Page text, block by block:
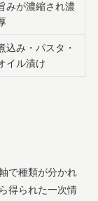
みが濃縮され濃
込み・パスタ・
イル漬け
で種類が分かれ
得られた一次情